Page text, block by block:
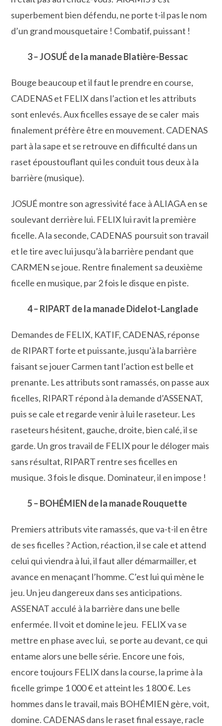
superbement bien défendu, ne porte t-il pas le nom
d’un grand mousquetaire ! Combatif, puissant !
3 – JOSUÉ de la manade Blatière-Bessac
Bouge beaucoup et il faut le prendre en course,
CADENAS et FELIX dans l’action et les attributs
sont enlevés. Aux ficelles essaye de se caler mais
finalement préfère être en mouvement. CADENAS
part à la sape et se retrouve en difficulté dans un
raset époustouflant qui les conduit tous deux à la
barrière (musique).
JOSUÉ montre son agressivité face à ALIAGA en se
soulevant derrière lui. FELIX lui ravit la première
ficelle. A la seconde, CADENAS poursuit son travail
et le tire avec lui jusqu’à la barrière pendant que
CARMEN se joue. Rentre finalement sa deuxième
ficelle en musique, par 2 fois le disque en piste.
4 – RIPART de la manade Didelot-Langlade
Demandes de FELIX, KATIF, CADENAS, réponse
de RIPART forte et puissante, jusqu’à la barrière
faisant se jouer Carmen tant l’action est belle et
prenante. Les attributs sont ramassés, on passe aux
ficelles, RIPART répond à la demande d’ASSENAT,
puis se cale et regarde venir à lui le raseteur. Les
raseteurs hésitent, gauche, droite, bien calé, il se
garde. Un gros travail de FELIX pour le déloger mais
sans résultat, RIPART rentre ses ficelles en
musique. 3 fois le disque. Dominateur, il en impose !
5 – BOHÉMIEN de la manade Rouquette
Premiers attributs vite ramassés, que va-t-il en être
de ses ficelles ? Action, réaction, il se cale et attend
celui qui viendra à lui, il faut aller démarmailler, et
avance en menaçant l’homme. C’est lui qui mène le
jeu. Un jeu dangereux dans ses anticipations.
ASSENAT acculé à la barrière dans une belle
enfermée. Il voit et domine le jeu. FELIX va se
mettre en phase avec lui, se porte au devant, ce qui
entame alors une belle série. Encore une fois,
encore toujours FELIX dans la course, la prime à la
ficelle grimpe 1 000 € et atteint les 1 800 €. Les
hommes dans le travail, mais BOHÉMIEN gère, voit,
domine. CADENAS dans le raset final essaye, racle